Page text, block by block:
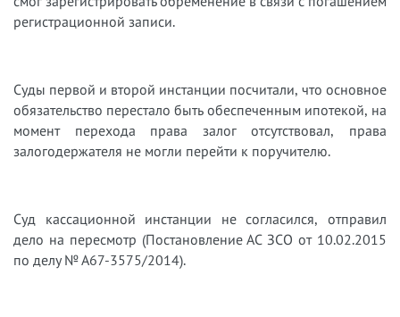
регистрационной записи.
Суды первой и второй инстанции посчитали, что основное
обязательство перестало быть обеспеченным ипотекой, на
момент перехода права залог отсутствовал, права
залогодержателя не могли перейти к поручителю.
Суд кассационной инстанции не согласился, отправил
дело на пересмотр (Постановление АС ЗСО от 10.02.2015
по делу № А67-3575/2014).